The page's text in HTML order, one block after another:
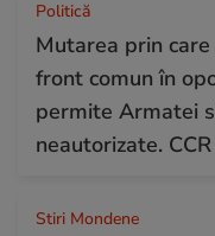
Politică
Mutarea prin care
front comun în
permite Armatei
neautorizate.
Stiri Mondene